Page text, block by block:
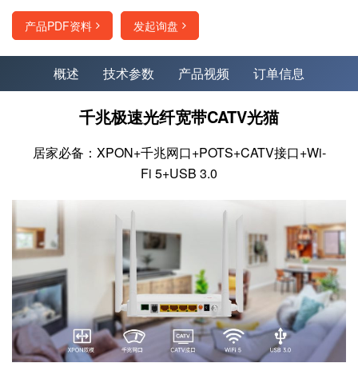
产品PDF资料 发起询盘
概述 技术参数 产品视频 订单信息
千兆极速光纤宽带CATV光猫
居家必备：XPON+千兆网口+POTS+CATV接口+Wi-
Fi 5+USB 3.0